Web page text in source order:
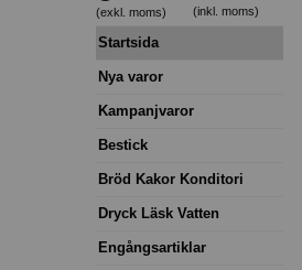
(exkl. moms) (inkl. moms)
Startsida
Nya varor
Kampanjvaror
Bestick
Bröd Kakor Konditori
Dryck Läsk Vatten
Engångsartiklar